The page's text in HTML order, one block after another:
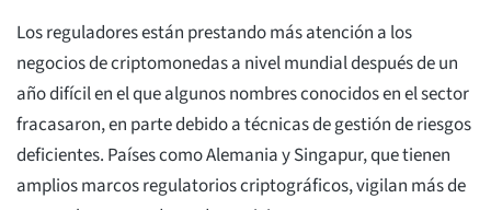
Los reguladores están prestando más atención a los
negocios de criptomonedas a nivel mundial después de un
año difícil en el que algunos nombres conocidos en el sector
fracasaron, en parte debido a técnicas de gestión de riesgos
deficientes. Países como Alemania y Singapur, que tienen
amplios marcos regulatorios criptográficos, vigilan más de